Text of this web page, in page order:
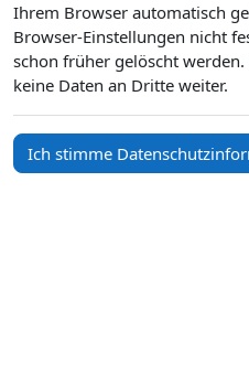
Ihrem Browser automatisch
Browser-Einstellungen nicht
schon früher gelöscht
keine Daten an Dritte weiter.
Ich stimme